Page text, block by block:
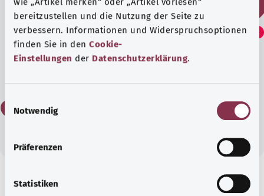
bereitzustellen und die Nutzung der Seite zu
verbessern. Informationen und Widerspruchsoptionen
finden Sie in den Cookie-
Einstellungen der Datenschutzerklärung.
E
i
Notwendig
Präferenzen
Statistiken
هل وجدت هذا المقال مفيدًا؟
معرفة جيدة